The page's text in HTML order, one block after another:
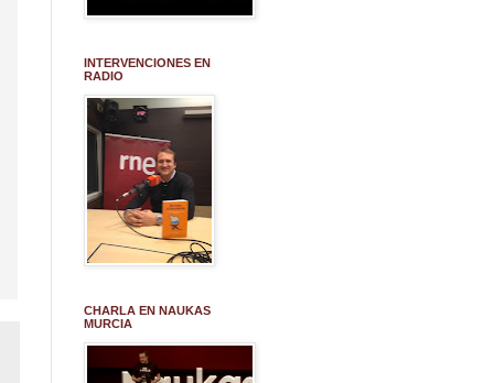
INTERVENCIONES EN
RADIO
CHARLA EN NAUKAS
MURCIA